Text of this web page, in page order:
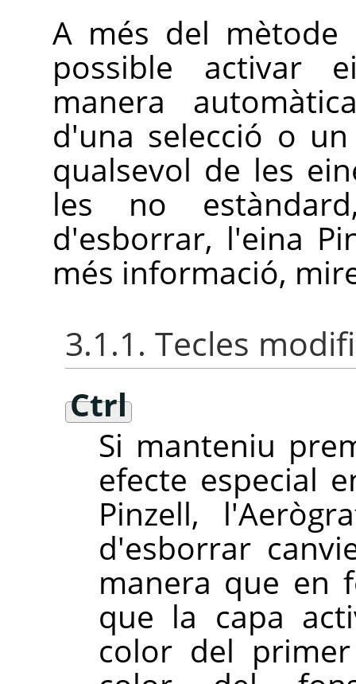
A més del
possible activar
manera
d'una selecció o
qualsevol de les
les no
d'esborrar, l'eina
més informació,
3.1.1. Tecles
Ctrl
Si manteniu
efecte especial
Pinzell,
d'esborrar
manera que en
que la capa
color del